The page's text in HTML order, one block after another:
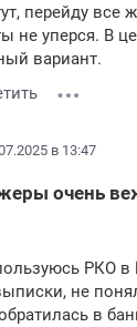
перейду все
не уперся. В
вариант.
в 13:47
очень
РКО в
не
в